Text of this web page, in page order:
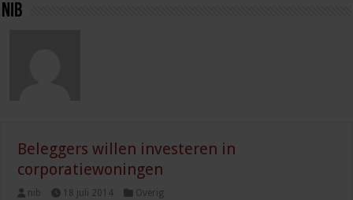
nib
Beleggers willen investeren in
corporatiewoningen
nib 18 juli 2014 Overig